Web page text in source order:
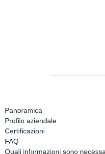
Panoramica
Profilo aziendale
Certificazioni
FAQ
Quali informazioni sono